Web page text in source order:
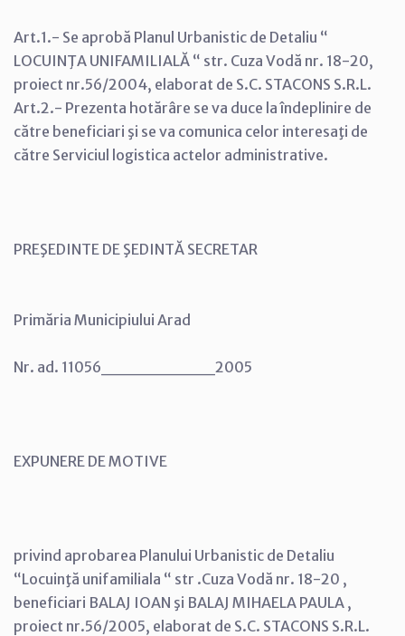
Art.1.- Se aprobă Planul Urbanistic de Detaliu “
LOCUINŢA UNIFAMILIALĂ “ str. Cuza Vodă nr. 18-20,
proiect nr.56/2004, elaborat de S.C. STACONS S.R.L.
Art.2.- Prezenta hotărâre se va duce la îndeplinire de
către beneficiari şi se va comunica celor interesaţi de
către Serviciul logistica actelor administrative.
PREŞEDINTE DE ŞEDINTĂ SECRETAR
Primăria Municipiului Arad
Nr. ad. 11056_________2005
EXPUNERE DE MOTIVE
privind aprobarea Planului Urbanistic de Detaliu
“Locuinţă unifamiliala “ str .Cuza Vodă nr. 18-20 ,
beneficiari BALAJ IOAN şi BALAJ MIHAELA PAULA ,
proiect nr.56/2005, elaborat de S.C. STACONS S.R.L.